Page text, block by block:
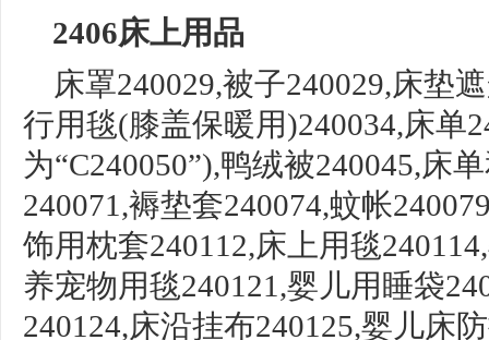
2406床上用品
床罩240029,被子240029,床垫
行用毯(膝盖保暖用)240034,床单
为“C240050”),鸭绒被240045,床
240071,褥垫套240074,蚊帐
饰用枕套240112,床上用毯
养宠物用毯240121,婴儿用睡袋
240124,床沿挂布240125,婴儿床